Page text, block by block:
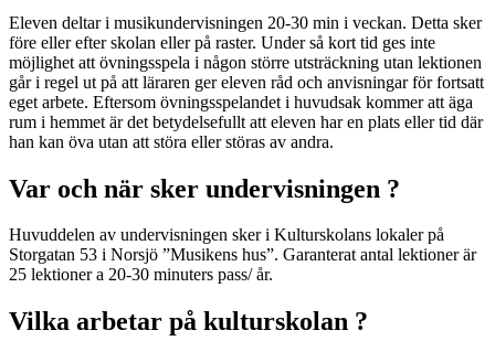
Eleven deltar i musikundervisningen 20-30 min i veckan. Detta sker
före eller efter skolan eller på raster. Under så kort tid ges inte
möjlighet att övningsspela i någon större utsträckning utan lektionen
går i regel ut på att läraren ger eleven råd och anvisningar för fortsatt
eget arbete. Eftersom övningsspelandet i huvudsak kommer att äga
rum i hemmet är det betydelsefullt att eleven har en plats eller tid där
han kan öva utan att störa eller störas av andra.
Var och när sker undervisningen ?
Huvuddelen av undervisningen sker i Kulturskolans lokaler på
Storgatan 53 i Norsjö ”Musikens hus”. Garanterat antal lektioner är
25 lektioner a 20-30 minuters pass/ år.
Vilka arbetar på kulturskolan ?